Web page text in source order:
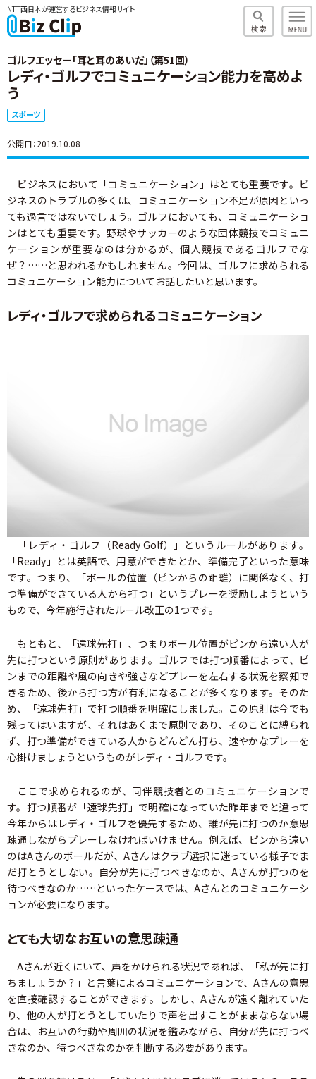
NTT西日本が運営するビジネス情報サイト
ゴルフエッセー「耳と耳のあいだ」（第51回）
レディ・ゴルフでコミュニケーション能力を高めよ
う
スポーツ
公開日：2019.10.08
ビジネスにおいて「コミュニケーション」はとても重要です。ビ
ジネスのトラブルの多くは、コミュニケーション不足が原因といっ
ても過言ではないでしょう。ゴルフにおいても、コミュニケーショ
ンはとても重要です。野球やサッカーのような団体競技でコミュニ
ケーションが重要なのは分かるが、個人競技であるゴルフでな
ぜ？……と思われるかもしれません。今回は、ゴルフに求められる
コミュニケーション能力についてお話したいと思います。
レディ・ゴルフで求められるコミュニケーション
「レディ・ゴルフ（Ready Golf）」というルールがあります。
「Ready」とは英語で、用意ができたとか、準備完了といった意味
です。つまり、「ボールの位置（ピンからの距離）に関係なく、打
つ準備ができている人から打つ」というプレーを奨励しようという
もので、今年施行されたルール改正の1つです。
もともと、「遠球先打」、つまりボール位置がピンから遠い人が
先に打つという原則があります。ゴルフでは打つ順番によって、ピ
ンまでの距離や風の向きや強さなどプレーを左右する状況を察知で
きるため、後から打つ方が有利になることが多くなります。そのた
め、「遠球先打」で打つ順番を明確にしました。この原則は今でも
残ってはいますが、それはあくまで原則であり、そのことに縛られ
ず、打つ準備ができている人からどんどん打ち、速やかなプレーを
心掛けましょうというものがレディ・ゴルフです。
ここで求められるのが、同伴競技者とのコミュニケーションで
す。打つ順番が「遠球先打」で明確になっていた昨年までと違って
今年からはレディ・ゴルフを優先するため、誰が先に打つのか意思
疎通しながらプレーしなければいけません。例えば、ピンから遠い
のはAさんのボールだが、Aさんはクラブ選択に迷っている様子でま
だ打とうとしない。自分が先に打つべきなのか、Aさんが打つのを
待つべきなのか……といったケースでは、Aさんとのコミュニケーシ
ョンが必要になります。
とても大切なお互いの意思疎通
Aさんが近くにいて、声をかけられる状況であれば、「私が先に打
ちましょうか？」と言葉によるコミュニケーションで、Aさんの意思
を直接確認することができます。しかし、Aさんが遠く離れていた
り、他の人が打とうとしていたりで声を出すことがままならない場
合は、お互いの行動や周囲の状況を鑑みながら、自分が先に打つべ
きなのか、待つべきなのかを判断する必要があります。